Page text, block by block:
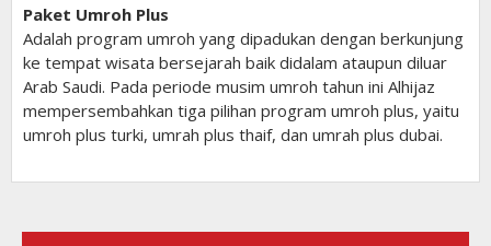
Paket Umroh Plus
Adalah program umroh yang dipadukan dengan berkunjung
ke tempat wisata bersejarah baik didalam ataupun diluar
Arab Saudi. Pada periode musim umroh tahun ini Alhijaz
mempersembahkan tiga pilihan program umroh plus, yaitu
umroh plus turki, umrah plus thaif, dan umrah plus dubai.